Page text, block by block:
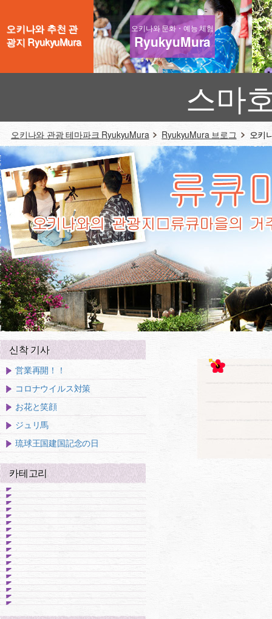
오키나와 추천 관
광지 RyukyuMura
오키나와 문화・예능 체험
RyukyuMura
스마
오키나와 관광 테마파크 RyukyuMura RyukyuMura 브로그 오키
신착 기사
営業再開！！
コロナウイルス対策
お花と笑顔
ジュリ馬
琉球王国建国記念の日
카테고리